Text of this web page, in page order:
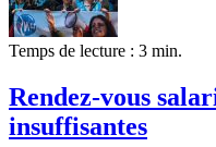
Temps de lecture : 3 min.
Rendez-vous
insuffisantes